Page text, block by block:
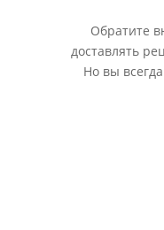
Обратите
доставлять
Но вы